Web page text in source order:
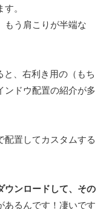
。
もう肩こりが半端な
と、右利き用の（もち
ンドウ配置の紹介が多
配置してカスタムする
ウンロードして、その
あるんです！凄いです